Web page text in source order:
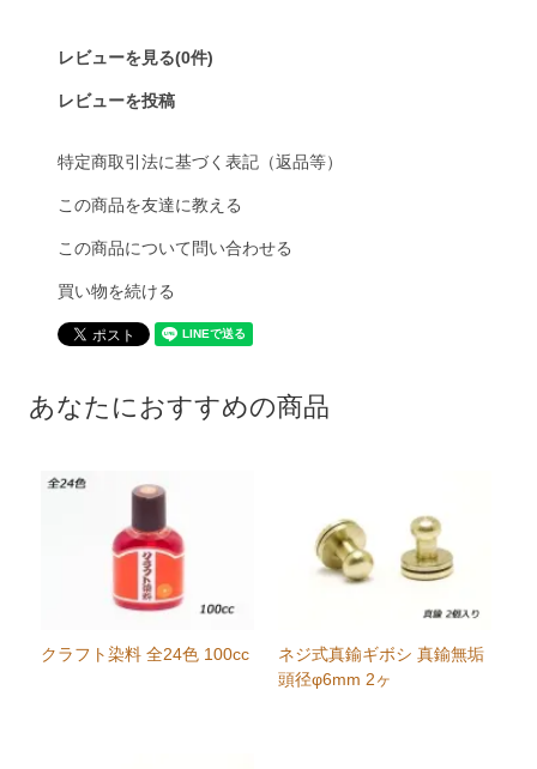
レビューを見る(0件)
レビューを投稿
特定商取引法に基づく表記（返品等）
この商品を友達に教える
この商品について問い合わせる
買い物を続ける
あなたにおすすめの商品
クラフト染料 全24色 100cc
ネジ式真鍮ギボシ 真鍮無垢
頭径φ6mm 2ヶ